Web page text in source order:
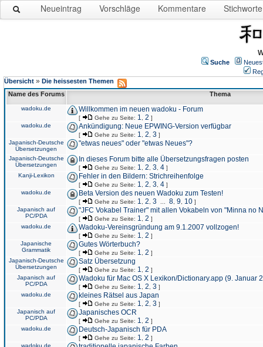
Neueintrag Vorschläge Kommentare Stichworte
Suche
Übersicht » Die heissesten Themen
Name des Forums
Thema
wadoku.de Willkommen im neuen wadoku - Forum
[ Gehe zu Seite: 1 2 ]
wadoku.de
Ankündigung: Neue EPWING-Version verfügbar
[ Gehe zu Seite: 1 2 3 ]
Japanisch-Deutsche
Übersetzungen
"etwas neues" oder "etwas Neues"?
Japanisch-Deutsche
Übersetzungen
In dieses Forum bitte alle Übersetzungsfragen posten
[ Gehe zu Seite: 1 2 3 4 ]
Kanji-Lexikon
Fehler in den Bildern: Strichreihenfolge
[ Gehe zu Seite: 1 2 3 4 ]
wadoku.de
Beta Version des neuen Wadoku zum Testen!
[ Gehe zu Seite: 1 2 3 8 9 10 ]
Japanisch auf
PC/PDA
"JFC Vokabel Trainer" mit allen Vokabeln von "Minna no
[ Gehe zu Seite: 1 2 ]
wadoku.de
Wadoku-Vereinsgründung am 9.1.2007 vollzogen!
[ Gehe zu Seite: 1 2 ]
Japanische
Grammatik
Gutes Wörterbuch?
[ Gehe zu Seite: 1 2 ]
Japanisch-Deutsche
Übersetzungen
Satz Übersetzung
[ Gehe zu Seite: 1 2 ]
Japanisch auf
PC/PDA
Wadoku für Mac OS X Lexikon/Dictionary.app (9. Januar
[ Gehe zu Seite: 1 2 3 ]
wadoku.de
kleines Rätsel aus Japan
[ Gehe zu Seite: 1 2 3 ]
Japanisch auf
PC/PDA
Japanisches OCR
[ Gehe zu Seite: 1 2 ]
wadoku.de
Deutsch-Japanisch für PDA
[ Gehe zu Seite: 1 2 ]
wadoku.de